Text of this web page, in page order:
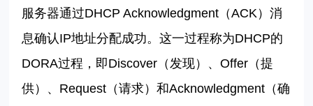
服务器通过DHCP Acknowledgment （ACK）消
息确认IP地址分配成功。这一过程称为DHCP的
DORA过程，即Discover （发现）、Offer （提
供）、 Request （请求）和Acknowledgment （确